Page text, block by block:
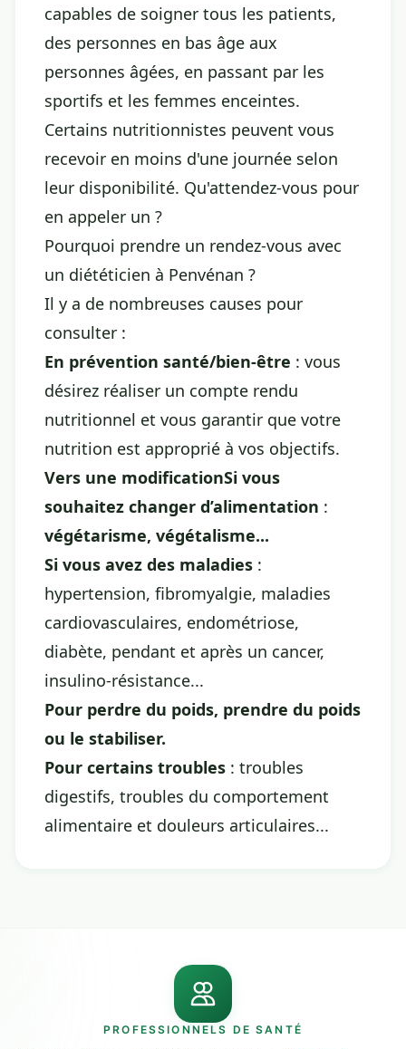
capables de soigner tous les patients,
des personnes en bas âge aux
personnes âgées, en passant par les
sportifs et les femmes enceintes.
Certains nutritionnistes peuvent vous
recevoir en moins d'une journée selon
leur disponibilité. Qu'attendez-vous pour
en appeler un ?
Pourquoi prendre un rendez-vous avec
un diététicien à Penvénan ?
Il y a de nombreuses causes pour
consulter :
En prévention santé/bien-être : vous
désirez réaliser un compte rendu
nutritionnel et vous garantir que votre
nutrition est approprié à vos objectifs.
Vers une modificationSi vous
souhaitez changer d’alimentation :
végétarisme, végétalisme...
Si vous avez des maladies :
hypertension, fibromyalgie, maladies
cardiovasculaires, endométriose,
diabète, pendant et après un cancer,
insulino-résistance...
Pour perdre du poids, prendre du poids
ou le stabiliser.
Pour certains troubles : troubles
digestifs, troubles du comportement
alimentaire et douleurs articulaires...
PROFESSIONNELS DE SANTÉ